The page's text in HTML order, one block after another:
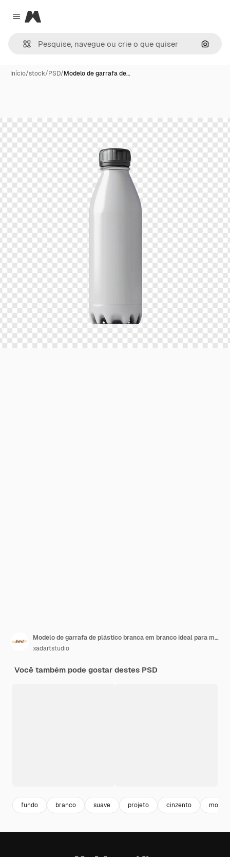
Close menu
Magnific
Início/stock/PSD/Modelo de garrafa de…
Modelo de garrafa de plástico branca em branco ideal para marca e design
xadartstudio
Você também pode gostar destes PSD
fundo branco suave projeto cinzento modelo